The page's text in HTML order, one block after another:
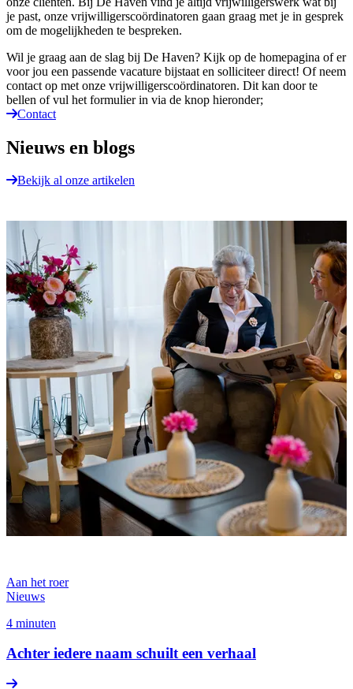
je past, onze vrijwilligerscoördinatoren gaan graag met je in gesprek
om de mogelijkheden te bespreken.
Wil je graag aan de slag bij De Haven? Kijk op de homepagina of er
voor jou een passende vacature bijstaat en solliciteer direct! Of neem
contact op met onze vrijwilligerscoördinatoren. Dit kan door te
bellen of vul het formulier in via de knop hieronder;
Contact
Nieuws en blogs
Bekijk al onze artikelen
Aan het roer
Nieuws
4 minuten
Achter iedere naam schuilt een verhaal